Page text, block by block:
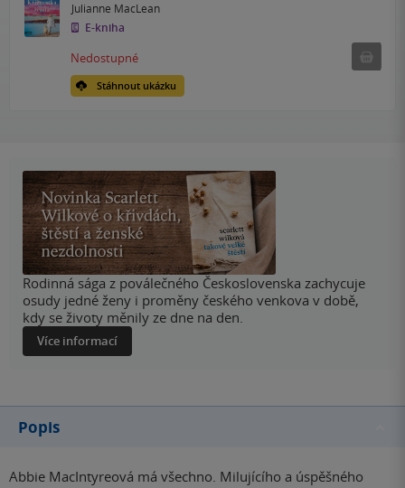
Julianne MacLean
E-kniha
Stáhnout ukázku
Nedostupné
Rodinná sága z poválečného Československa zachycuje
osudy jedné ženy i proměny českého venkova v době,
kdy se životy měnily ze dne na den.
Více informací
Popis
Abbie MacIntyreová má všechno. Milujícího a úspěšného